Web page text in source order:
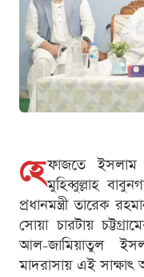
হে ফাজতে ইসলাম
মুহিব্বুল্লাহ
প্রধানমন্ত্রী তারেক
সোয়া চারটায়
আল-জামিয়াতুল
মাদরাসায় এই সাক্ষাৎ